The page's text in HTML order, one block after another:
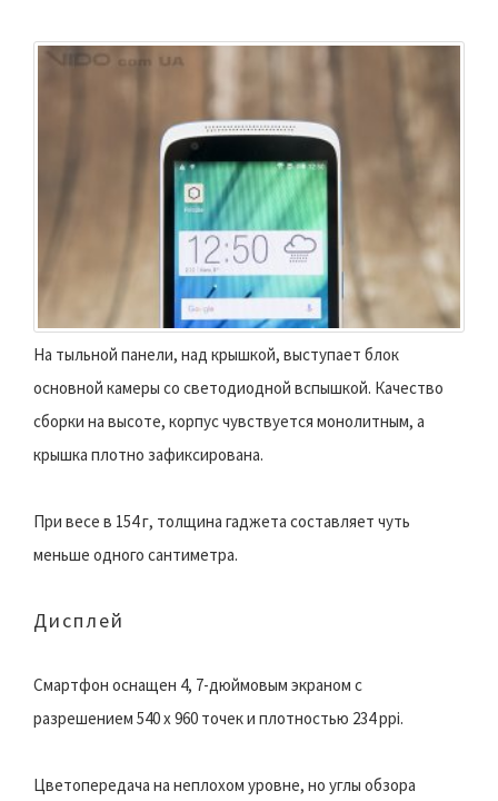
На тыльной панели, над крышкой, выступает блок
основной камеры со светодиодной вспышкой. Качество
сборки на высоте, корпус чувствуется монолитным, а
крышка плотно зафиксирована.
При весе в 154 г, толщина гаджета составляет чуть
меньше одного сантиметра.
Дисплей
Смартфон оснащен 4, 7-дюймовым экраном с
разрешением 540 x 960 точек и плотностью 234 ppi.
Цветопередача на неплохом уровне, но углы обзора